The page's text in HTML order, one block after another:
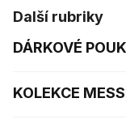
Další rubriky
DÁRKOVÉ
KOLEKCE